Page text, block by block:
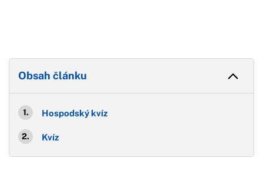
Obsah článku
Hospodský kvíz
Kvíz